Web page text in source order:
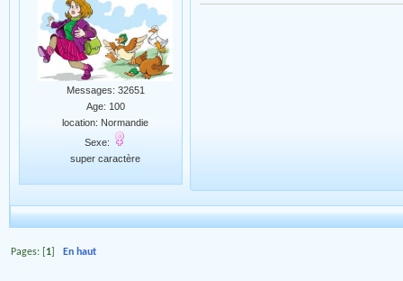
Messages: 32651
Age: 100
location: Normandie
Sexe:
super caractère
Pages: [ 1 En haut